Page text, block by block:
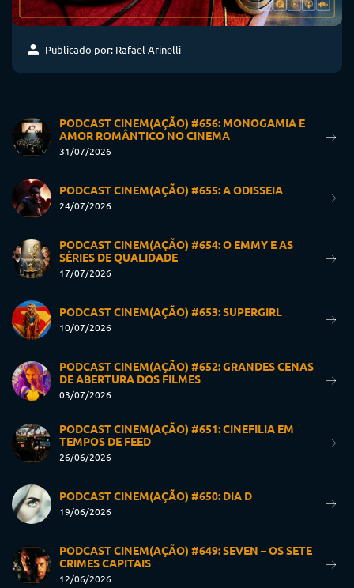
Publicado por: Rafael Arinelli
PODCAST CINEM(AÇÃO) #656: MONOGAMIA E
AMOR ROMÂNTICO NO CINEMA
31/07/2026
PODCAST CINEM(AÇÃO) #655: A ODISSEIA
24/07/2026
PODCAST CINEM(AÇÃO) #654: O EMMY E AS
SÉRIES DE QUALIDADE
17/07/2026
PODCAST CINEM(AÇÃO) #653: SUPERGIRL
10/07/2026
PODCAST CINEM(AÇÃO) #652: GRANDES CENAS
DE ABERTURA DOS FILMES
03/07/2026
PODCAST CINEM(AÇÃO) #651: CINEFILIA EM
TEMPOS DE FEED
26/06/2026
PODCAST CINEM(AÇÃO) #650: DIA D
19/06/2026
PODCAST CINEM(AÇÃO) #649: SEVEN – OS SETE
CRIMES CAPITAIS
12/06/2026